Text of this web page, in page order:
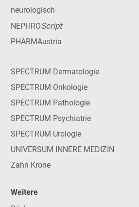
neurologisch
NEPHROScript
PHARMAustria
SPECTRUM Dermatologie
SPECTRUM Onkologie
SPECTRUM Pathologie
SPECTRUM Psychiatrie
SPECTRUM Urologie
UNIVERSUM INNERE MEDIZIN
Zahn Krone
Weitere